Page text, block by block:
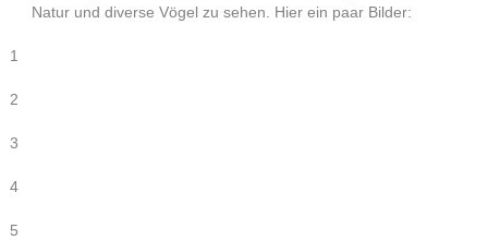
Natur und diverse Vögel zu sehen. Hier ein paar Bilder:
1
2
3
4
5